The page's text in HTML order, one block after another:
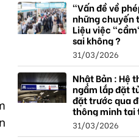
"Vấn đề về
những chuyến
Liệu việc
sai không ?
31/03/2026
Nhật Bản : Hệ
ngầm lắp đặt
đặt trước qua
thông minh tại
mở rộng mạng
cầu tăng.
31/03/2026